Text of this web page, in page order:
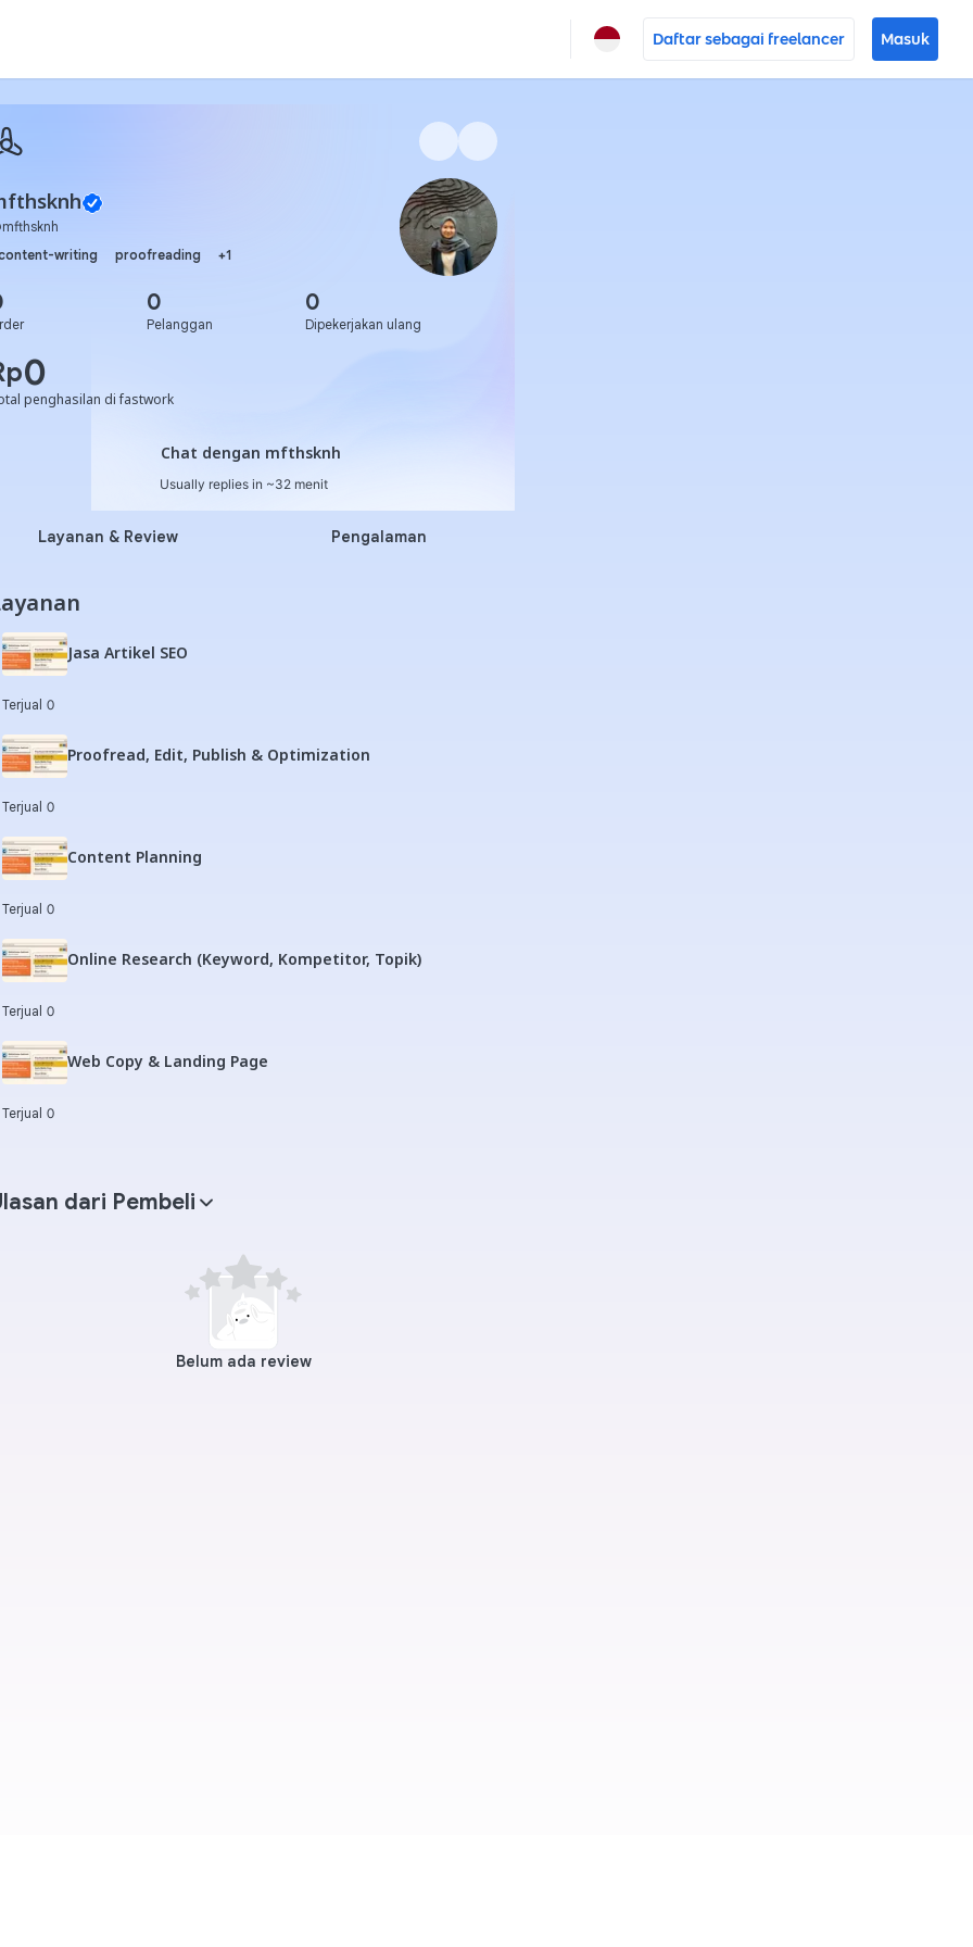
Daftar sebagai freelancer Masuk
mfthsknh
writing
proofreading +1
0
Pelanggan
0
Dipekerjakan ulang
0
penghasilan di fastwork
dengan mfthsknh
Chat dengan mfthsknh
Usually replies in ~32 menit
Layanan & Review Pengalaman
Jasa Artikel SEO
Terjual 0
Proofread, Edit, Publish & Optimization
Terjual 0
Content Planning
Terjual 0
Online Research (Keyword, Kompetitor, Topik)
Terjual 0
Web Copy & Landing Page
Terjual 0
dari Pembeli
Belum ada review